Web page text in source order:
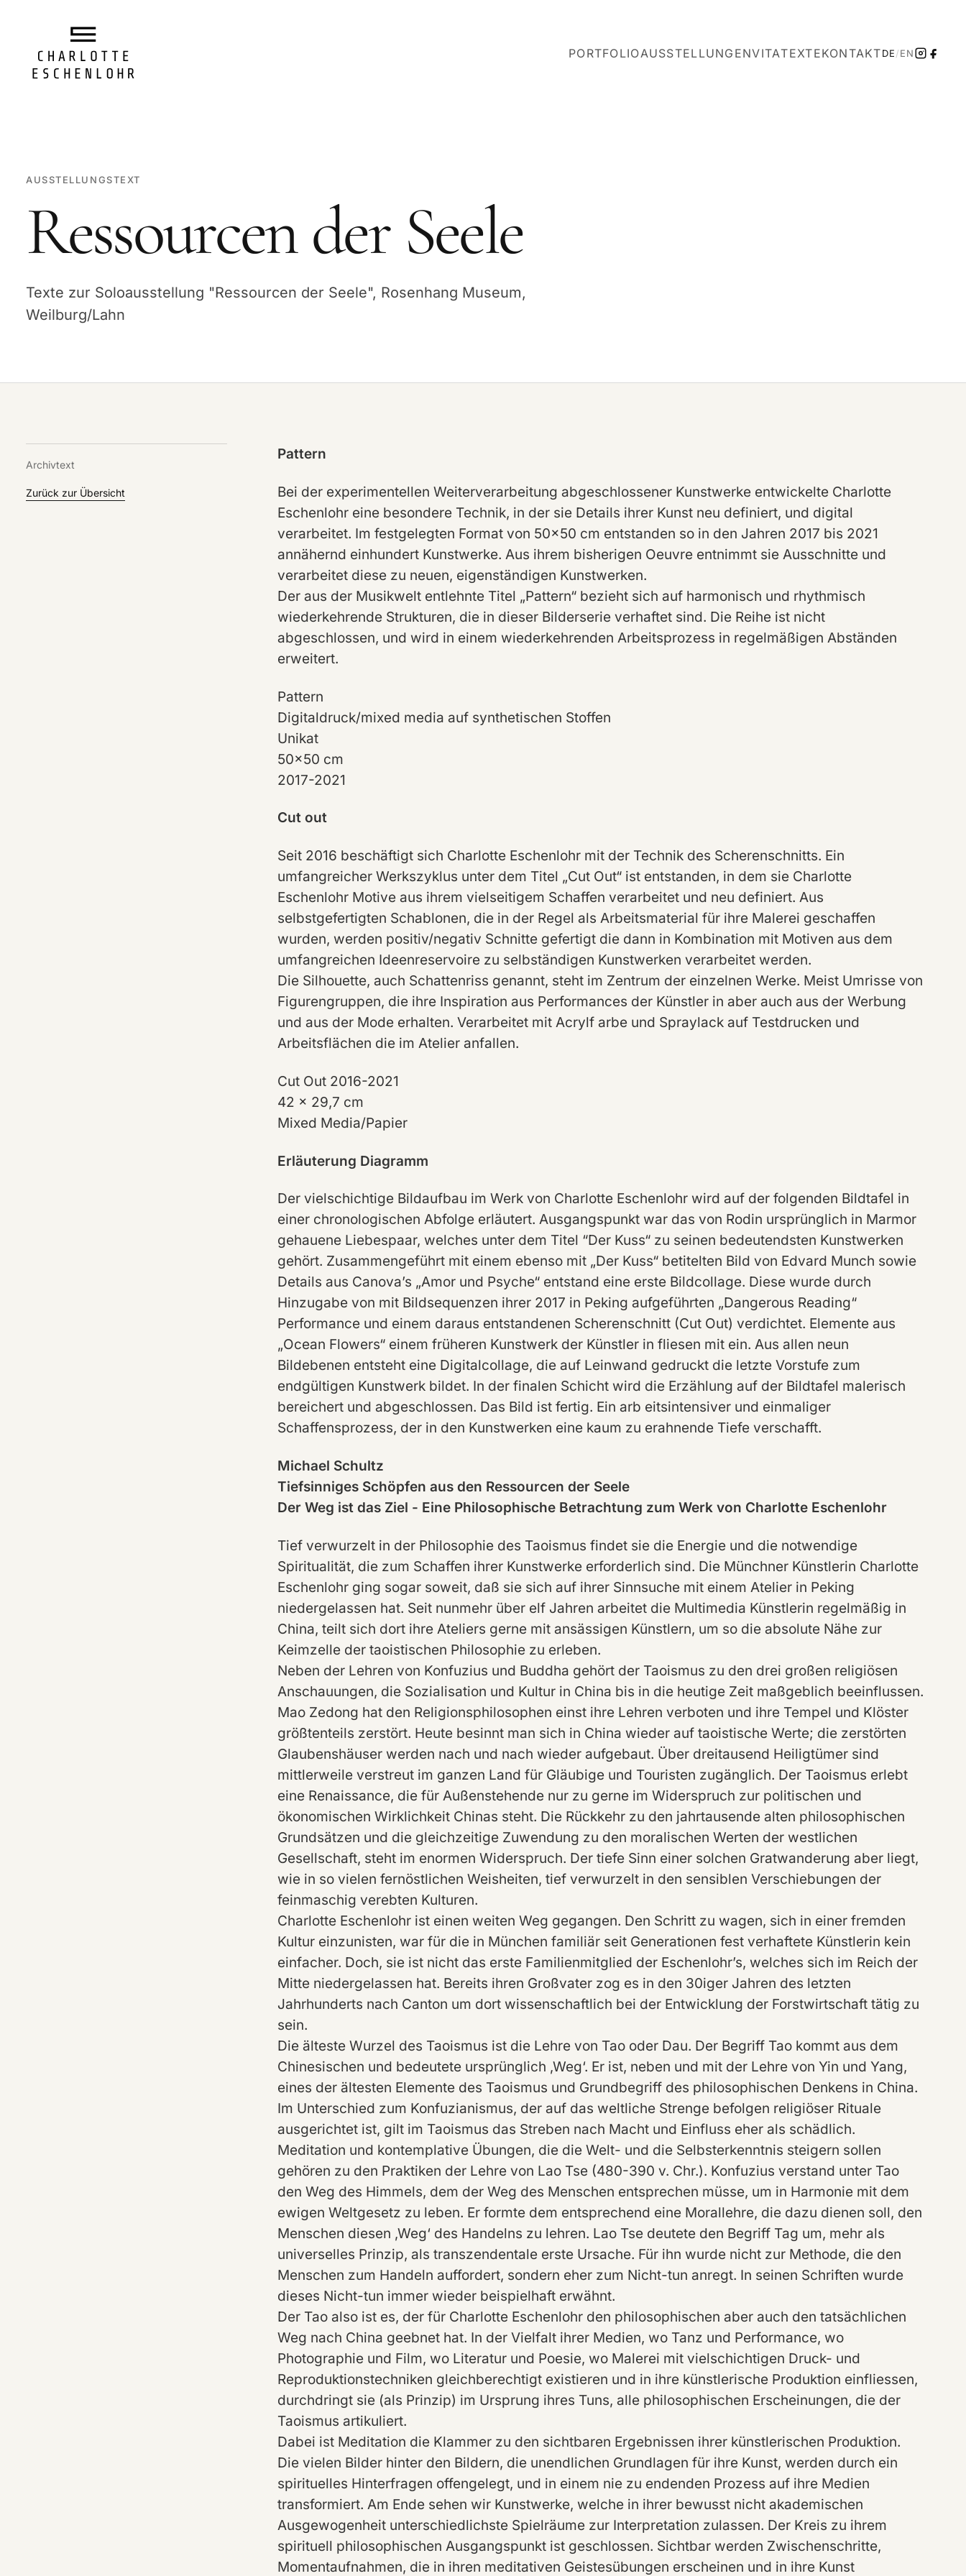
PORTFOLIOAUSSTELLUNGENVITATEXTEKONTAKTDE/EN
AUSSTELLUNGSTEXT
Ressourcen der Seele
Texte zur Soloausstellung "Ressourcen der Seele", Rosenhang Museum,
Weilburg/Lahn
Archivtext
Zurück zur Übersicht
Pattern
Bei der experimentellen Weiterverarbeitung abgeschlossener Kunstwerke entwickelte Charlotte
Eschenlohr eine besondere Technik, in der sie Details ihrer Kunst neu definiert, und digital
verarbeitet. Im festgelegten Format von 50x50 cm entstanden so in den Jahren 2017 bis 2021
annähernd einhundert Kunstwerke. Aus ihrem bisherigen Oeuvre entnimmt sie Ausschnitte und
verarbeitet diese zu neuen, eigenständigen Kunstwerken.
Der aus der Musikwelt entlehnte Titel „Pattern“ bezieht sich auf harmonisch und rhythmisch
wiederkehrende Strukturen, die in dieser Bilderserie verhaftet sind. Die Reihe ist nicht
abgeschlossen, und wird in einem wiederkehrenden Arbeitsprozess in regelmäßigen Abständen
erweitert.
Pattern
Digitaldruck/mixed media auf synthetischen Stoffen
Unikat
50x50 cm
2017-2021
Cut out
Seit 2016 beschäftigt sich Charlotte Eschenlohr mit der Technik des Scherenschnitts. Ein
umfangreicher Werkszyklus unter dem Titel „Cut Out“ ist entstanden, in dem sie Charlotte
Eschenlohr Motive aus ihrem vielseitigem Schaffen verarbeitet und neu definiert. Aus
selbstgefertigten Schablonen, die in der Regel als Arbeitsmaterial für ihre Malerei geschaffen
wurden, werden positiv/negativ Schnitte gefertigt die dann in Kombination mit Motiven aus dem
umfangreichen Ideenreservoire zu selbständigen Kunstwerken verarbeitet werden.
Die Silhouette, auch Schattenriss genannt, steht im Zentrum der einzelnen Werke. Meist Umrisse von
Figurengruppen, die ihre Inspiration aus Performances der Künstler in aber auch aus der Werbung
und aus der Mode erhalten. Verarbeitet mit Acrylf arbe und Spraylack auf Testdrucken und
Arbeitsflächen die im Atelier anfallen.
Cut Out 2016-2021
42 x 29,7 cm
Mixed Media/Papier
Erläuterung Diagramm
Der vielschichtige Bildaufbau im Werk von Charlotte Eschenlohr wird auf der folgenden Bildtafel in
einer chronologischen Abfolge erläutert. Ausgangspunkt war das von Rodin ursprünglich in Marmor
gehauene Liebespaar, welches unter dem Titel “Der Kuss“ zu seinen bedeutendsten Kunstwerken
gehört. Zusammengeführt mit einem ebenso mit „Der Kuss“ betitelten Bild von Edvard Munch sowie
Details aus Canova’s „Amor und Psyche“ entstand eine erste Bildcollage. Diese wurde durch
Hinzugabe von mit Bildsequenzen ihrer 2017 in Peking aufgeführten „Dangerous Reading“
Performance und einem daraus entstandenen Scherenschnitt (Cut Out) verdichtet. Elemente aus
„Ocean Flowers“ einem früheren Kunstwerk der Künstler in fliesen mit ein. Aus allen neun
Bildebenen entsteht eine Digitalcollage, die auf Leinwand gedruckt die letzte Vorstufe zum
endgültigen Kunstwerk bildet. In der finalen Schicht wird die Erzählung auf der Bildtafel malerisch
bereichert und abgeschlossen. Das Bild ist fertig. Ein arb eitsintensiver und einmaliger
Schaffensprozess, der in den Kunstwerken eine kaum zu erahnende Tiefe verschafft.
Michael Schultz
Tiefsinniges Schöpfen aus den Ressourcen der Seele
Der Weg ist das Ziel - Eine Philosophische Betrachtung zum Werk von Charlotte Eschenlohr
Tief verwurzelt in der Philosophie des Taoismus findet sie die Energie und die notwendige
Spiritualität, die zum Schaffen ihrer Kunstwerke erforderlich sind. Die Münchner Künstlerin Charlotte
Eschenlohr ging sogar soweit, daß sie sich auf ihrer Sinnsuche mit einem Atelier in Peking
niedergelassen hat. Seit nunmehr über elf Jahren arbeitet die Multimedia Künstlerin regelmäßig in
China, teilt sich dort ihre Ateliers gerne mit ansässigen Künstlern, um so die absolute Nähe zur
Keimzelle der taoistischen Philosophie zu erleben.
Neben der Lehren von Konfuzius und Buddha gehört der Taoismus zu den drei großen religiösen
Anschauungen, die Sozialisation und Kultur in China bis in die heutige Zeit maßgeblich beeinflussen.
Mao Zedong hat den Religionsphilosophen einst ihre Lehren verboten und ihre Tempel und Klöster
größtenteils zerstört. Heute besinnt man sich in China wieder auf taoistische Werte; die zerstörten
Glaubenshäuser werden nach und nach wieder aufgebaut. Über dreitausend Heiligtümer sind
mittlerweile verstreut im ganzen Land für Gläubige und Touristen zugänglich. Der Taoismus erlebt
eine Renaissance, die für Außenstehende nur zu gerne im Widerspruch zur politischen und
ökonomischen Wirklichkeit Chinas steht. Die Rückkehr zu den jahrtausende alten philosophischen
Grundsätzen und die gleichzeitige Zuwendung zu den moralischen Werten der westlichen
Gesellschaft, steht im enormen Widerspruch. Der tiefe Sinn einer solchen Gratwanderung aber liegt,
wie in so vielen fernöstlichen Weisheiten, tief verwurzelt in den sensiblen Verschiebungen der
feinmaschig verebten Kulturen.
Charlotte Eschenlohr ist einen weiten Weg gegangen. Den Schritt zu wagen, sich in einer fremden
Kultur einzunisten, war für die in München familiär seit Generationen fest verhaftete Künstlerin kein
einfacher. Doch, sie ist nicht das erste Familienmitglied der Eschenlohr’s, welches sich im Reich der
Mitte niedergelassen hat. Bereits ihren Großvater zog es in den 30iger Jahren des letzten
Jahrhunderts nach Canton um dort wissenschaftlich bei der Entwicklung der Forstwirtschaft tätig zu
sein.
Die älteste Wurzel des Taoismus ist die Lehre von Tao oder Dau. Der Begriff Tao kommt aus dem
Chinesischen und bedeutete ursprünglich ‚Weg‘. Er ist, neben und mit der Lehre von Yin und Yang,
eines der ältesten Elemente des Taoismus und Grundbegriff des philosophischen Denkens in China.
Im Unterschied zum Konfuzianismus, der auf das weltliche Strenge befolgen religiöser Rituale
ausgerichtet ist, gilt im Taoismus das Streben nach Macht und Einfluss eher als schädlich.
Meditation und kontemplative Übungen, die die Welt- und die Selbsterkenntnis steigern sollen
gehören zu den Praktiken der Lehre von Lao Tse (480-390 v. Chr.). Konfuzius verstand unter Tao
den Weg des Himmels, dem der Weg des Menschen entsprechen müsse, um in Harmonie mit dem
ewigen Weltgesetz zu leben. Er formte dem entsprechend eine Morallehre, die dazu dienen soll, den
Menschen diesen ‚Weg‘ des Handelns zu lehren. Lao Tse deutete den Begriff Tag um, mehr als
universelles Prinzip, als transzendentale erste Ursache. Für ihn wurde nicht zur Methode, die den
Menschen zum Handeln auffordert, sondern eher zum Nicht-tun anregt. In seinen Schriften wurde
dieses Nicht-tun immer wieder beispielhaft erwähnt.
Der Tao also ist es, der für Charlotte Eschenlohr den philosophischen aber auch den tatsächlichen
Weg nach China geebnet hat. In der Vielfalt ihrer Medien, wo Tanz und Performance, wo
Photographie und Film, wo Literatur und Poesie, wo Malerei mit vielschichtigen Druck- und
Reproduktionstechniken gleichberechtigt existieren und in ihre künstlerische Produktion einfliessen,
durchdringt sie (als Prinzip) im Ursprung ihres Tuns, alle philosophischen Erscheinungen, die der
Taoismus artikuliert.
Dabei ist Meditation die Klammer zu den sichtbaren Ergebnissen ihrer künstlerischen Produktion.
Die vielen Bilder hinter den Bildern, die unendlichen Grundlagen für ihre Kunst, werden durch ein
spirituelles Hinterfragen offengelegt, und in einem nie zu endenden Prozess auf ihre Medien
transformiert. Am Ende sehen wir Kunstwerke, welche in ihrer bewusst nicht akademischen
Ausgewogenheit unterschiedlichste Spielräume zur Interpretation zulassen. Der Kreis zu ihrem
spirituell philosophischen Ausgangspunkt ist geschlossen. Sichtbar werden Zwischenschritte,
Momentaufnahmen, die in ihren meditativen Geistesübungen erscheinen und in ihre Kunst